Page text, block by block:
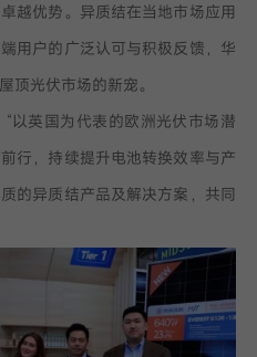
越优势。异质结在当地市场应用
用户的广泛认可与积极反馈，华
顶光伏市场的新宠。
以英国为代表的欧洲光伏市场潜
行，持续提升电池转换效率与产
的异质结产品及解决方案，共同